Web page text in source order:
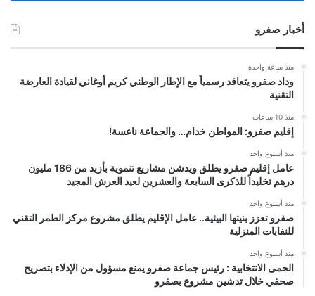
أخبار صفرو
منذ ساعة واحدة
وداد صفرو يتعاقد رسمياً مع الإطار الوطني كريم أوغاني لقيادة العارضة
التقنية
منذ 10 ساعات
إقليم صفرو: المواطن خدام… والجماعة ناعسة!
منذ أسبوع واحد
عامل إقليم صفرو يطلق ويدشن مشاريع تنموية بأزيد من 186 مليون
درهم تخليداً للذكرى السابعة والعشرين لعيد العرش المجيد
منذ أسبوع واحد
صفرو تعزز بنيتها البيئية.. عامل الإقليم يطلق مشروع مركز الطمر التقني
للنفايات المنزلية
منذ أسبوع واحد
الحمى الانتخابية : رئيس جماعة صفرو يمنع مسؤول من الإدلاء بتصريح
صحفي خلال تدشين مشروع بصفرو